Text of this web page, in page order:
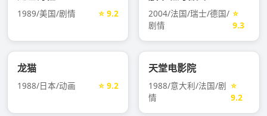
1989/美国/剧情 ⭐ 9.2
2004/法国/瑞士/德国/
剧情
⭐
9.3
龙猫
1988/日本/动画 ⭐ 9.2
天堂电影院
1988/意大利/法国/剧
情
⭐
9.2